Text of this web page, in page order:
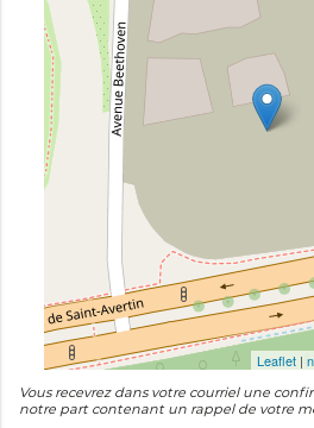
Leaflet |
Vous recevrez dans votre courriel une
notre part contenant un rappel de votre